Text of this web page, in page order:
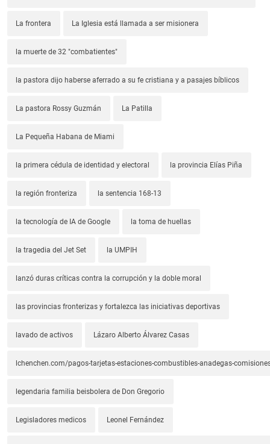
La frontera La Iglesia está llamada a ser misionera
la muerte de 32 "combatientes"
la pastora dijo haberse aferrado a su fe cristiana y a pasajes bíblicos
La pastora Rossy Guzmán La Patilla
La Pequeña Habana de Miami
la primera cédula de identidad y electoral la provincia Elías Piña
la región fronteriza la sentencia 168-13
la tecnología de IA de Google la toma de huellas
la tragedia del Jet Set la UMPIH
lanzó duras críticas contra la corrupción y la doble moral
las provincias fronterizas y fortalezca las iniciativas deportivas
lavado de activos Lázaro Alberto Álvarez Casas
lchenchen.com/pagos-tarjetas-estaciones-combustibles-anadegas-
legendaria familia beisbolera de Don Gregorio
Legisladores medicos Leonel Fernández